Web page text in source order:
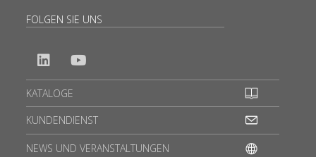
FOLGEN SIE UNS
KATALOGE
KUNDENDIENST
NEWS UND VERANSTALTUNGEN